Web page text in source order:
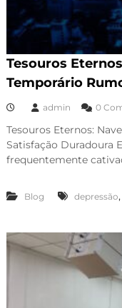
Tesouros
Temporário
admin 0
Tesouros Eternos:
Satisfação Duradoura
frequentemente
Blog depressão,